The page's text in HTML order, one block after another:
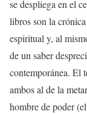
se despliega en el
libros son la
espiritual y, al
de un saber
contemporánea. El
ambos al de la
hombre de poder